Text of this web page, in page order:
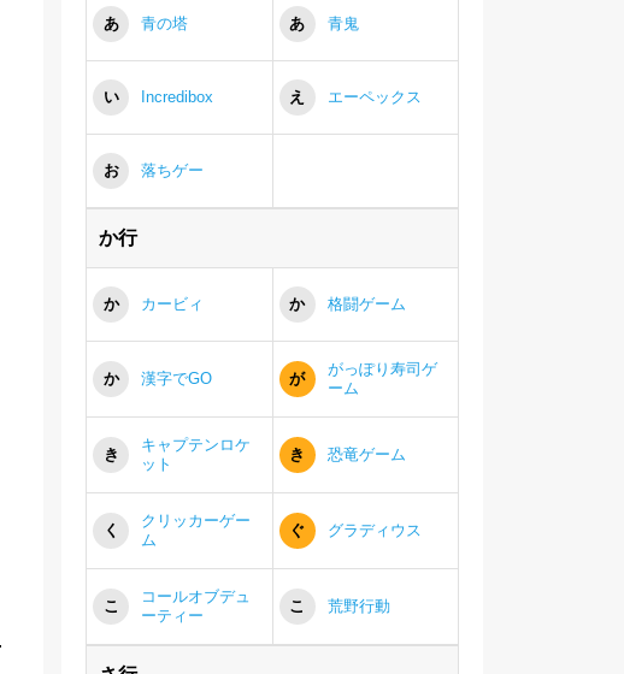
あ 青の塔 あ 青鬼
い Incredibox え エーペックス
お 落ちゲー
か行
か カービィ か 格闘ゲーム
か 漢字でGO が
がっぽり寿司ゲ
ーム
き
キャプテンロケ
ット
き 恐竜ゲーム
く
クリッカーゲー
ム
ぐ グラディウス
こ
コールオブデュ
ーティー
こ 荒野行動